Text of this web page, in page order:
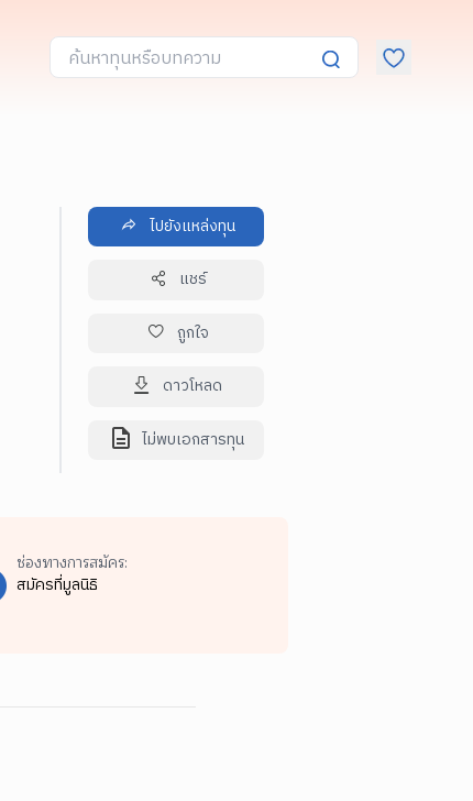
ไปยังแหล่งทุน
แชร์
ถูกใจ
ดาวโหลด
ไม่พบเอกสารทุน
ช่องทางการสมัคร:
สมัครที่มูลนิธิ